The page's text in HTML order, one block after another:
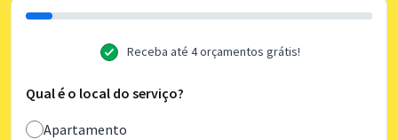
Receba até 4 orçamentos grátis!
Qual é o local do serviço?
Apartamento